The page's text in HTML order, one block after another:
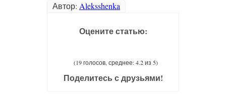
Автор: Aleksshenka
Оцените статью:
(19 голосов, среднее: 4.2 из 5)
Поделитесь с друзьями!